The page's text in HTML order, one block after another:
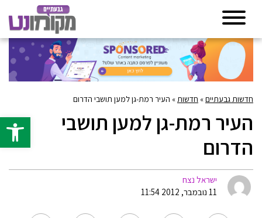
פתח
חדשות גבעתיים» חדשות » העיר רמת-גן למען תושבי הדרום
העיר רמת-גן למען תושבי
הדרום
ישראל נצח
11 נובמבר, 2012 11:54